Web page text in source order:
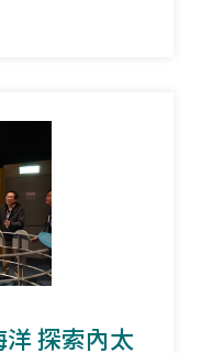
洋 探索內太